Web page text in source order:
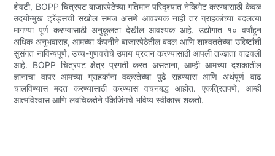
शेवटी, BOPP चित्रपट बाजारपेठेच्या गतिमान परिदृश्यात नेव्हिगेट करण्यासाठी केवळ
उदयोन्मुख ट्रेंड्सची सखोल समज असणे आवश्यक नाही तर ग्राहकांच्या बदलत्या
मागण्या पूर्ण करण्यासाठी अनुकूलता देखील आवश्यक आहे. उद्योगात १० वर्षांहून
अधिक अनुभवासह, आमच्या कंपनीने बाजारपेठेतील बदल आणि शाश्वततेच्या उद्दिष्टांशी
सुसंगत नाविन्यपूर्ण, उच्च-गुणवत्तेचे उपाय प्रदान करण्यासाठी आपली तज्ज्ञता वाढवली
आहे. BOPP चित्रपट क्षेत्र प्रगती करत असताना, आम्ही आमच्या दशकातील
ज्ञानाचा वापर आमच्या ग्राहकांना वक्रतेच्या पुढे राहण्यास आणि अर्थपूर्ण वाढ
चालविण्यास मदत करण्यासाठी करण्यास वचनबद्ध आहोत. एकत्रितपणे, आम्ही
आत्मविश्वास आणि लवचिकतेने पॅकेजिंगचे भविष्य स्वीकारू शकतो.